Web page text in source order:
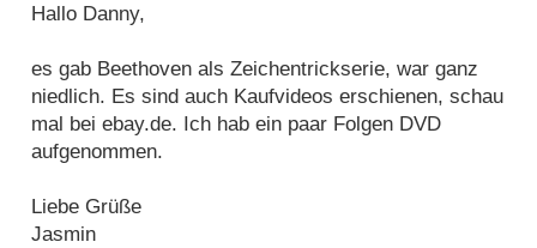
Hallo Danny,
es gab Beethoven als Zeichentrickserie, war ganz
niedlich. Es sind auch Kaufvideos erschienen, schau
mal bei ebay.de. Ich hab ein paar Folgen DVD
aufgenommen.
Liebe Grüße
Jasmin